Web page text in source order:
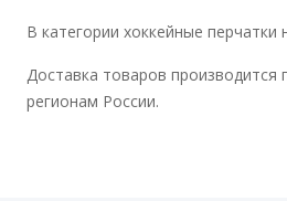
В категории хоккейные перчатки
Доставка товаров производится
регионам России.